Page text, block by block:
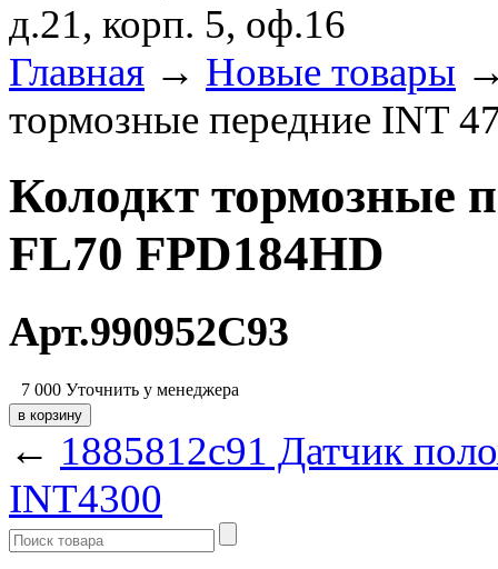
д.21, корп. 5, оф.16
Главная → Новые товары
тормозные передние INT
Колодкт тормозные
FL70 FPD184HD
Арт.990952C93
7 000 Уточнить у менеджера
← 1885812c91 Датчик
INT4300